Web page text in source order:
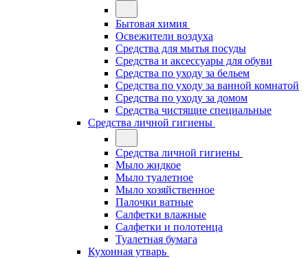
Бытовая химия
Освежители воздуха
Средства для мытья посуды
Средства и аксессуары для обуви
Средства по уходу за бельем
Средства по уходу за ванной комнатой
Средства по уходу за домом
Средства чистящие специальные
Средства личной гигиены
Средства личной гигиены
Мыло жидкое
Мыло туалетное
Мыло хозяйственное
Палочки ватные
Салфетки влажные
Салфетки и полотенца
Туалетная бумага
Кухонная утварь